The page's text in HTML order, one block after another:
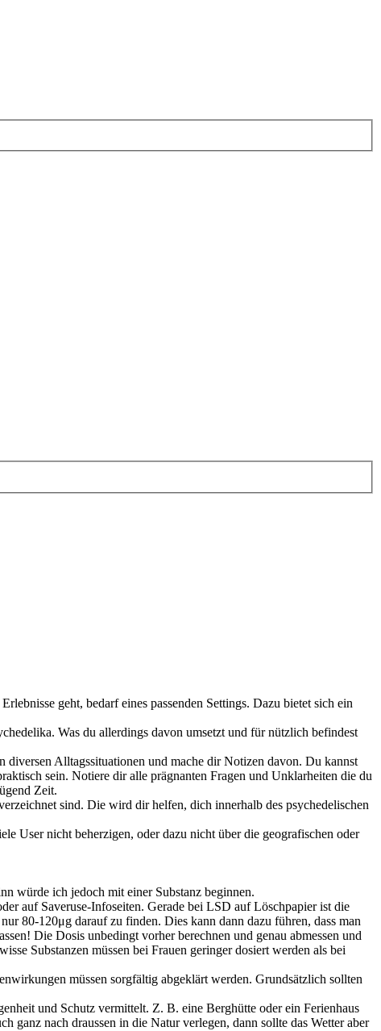
geht, bedarf eines passenden Settings. Dazu bietet sich ein
Was du allerdings davon umsetzt und für nützlich befindest
Alltagssituationen und mache dir Notizen davon. Du kannst
sein. Notiere dir alle prägnanten Fragen und Unklarheiten die du
Zeit.
sind. Die wird dir helfen, dich innerhalb des psychedelischen
User nicht beherzigen, oder dazu nicht über die geografischen oder
würde ich jedoch mit einer Substanz beginnen.
auf Saveruse-Infoseiten. Gerade bei LSD auf Löschpapier ist die
80-120μg darauf zu finden. Dies kann dann dazu führen, dass man
Die Dosis unbedingt vorher berechnen und genau abmessen und
Substanzen müssen bei Frauen geringer dosiert werden als bei
müssen sorgfältig abgeklärt werden. Grundsätzlich sollten
und Schutz vermittelt. Z. B. eine Berghütte oder ein Ferienhaus
ganz nach draussen in die Natur verlegen, dann sollte das Wetter aber